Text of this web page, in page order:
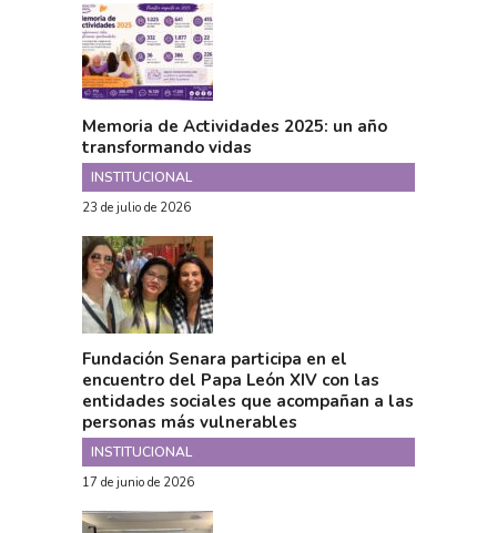
Memoria de Actividades 2025: un año
transformando vidas
INSTITUCIONAL
23 de julio de 2026
Fundación Senara participa en el
encuentro del Papa León XIV con las
entidades sociales que acompañan a las
personas más vulnerables
INSTITUCIONAL
17 de junio de 2026